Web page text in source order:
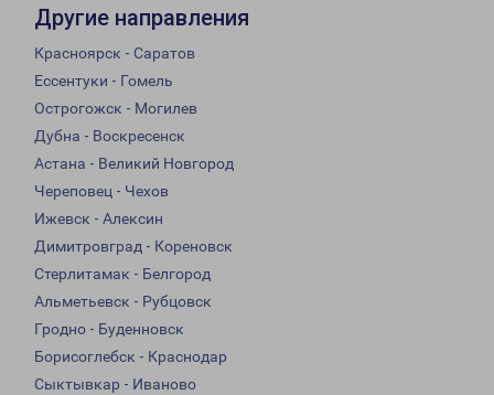
Другие направления
Красноярск - Саратов
Ессентуки - Гомель
Острогожск - Могилев
Дубна - Воскресенск
Астана - Великий Новгород
Череповец - Чехов
Ижевск - Алексин
Димитровград - Кореновск
Стерлитамак - Белгород
Альметьевск - Рубцовск
Гродно - Буденновск
Борисоглебск - Краснодар
Сыктывкар - Иваново